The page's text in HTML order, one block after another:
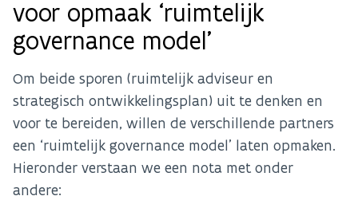
voor opmaak ‘ruimtelijk
governance model’
Om beide sporen (ruimtelijk adviseur en
strategisch ontwikkelingsplan) uit te denken en
voor te bereiden, willen de verschillende partners
een ‘ruimtelijk governance model’ laten opmaken.
Hieronder verstaan we een nota met onder
andere: